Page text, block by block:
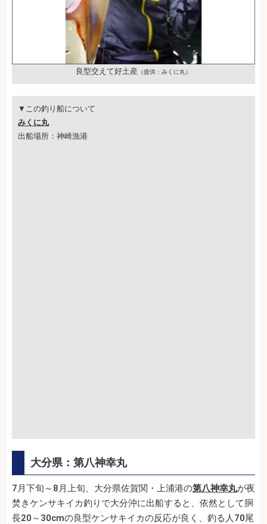
良型交えて好土産 （提供：みくに丸）
▼この釣り船について
みくに丸
出船場所：神崎漁港
大分県：第八神幸丸
7月下旬～8月上旬、大分県佐賀関・上浦港の第八神幸丸が夜
焚きケンサキイカ釣りで大分沖に出船すると、依然として胴
長20～30cmの良型ケンサキイカの反応が良く、釣る人70尾